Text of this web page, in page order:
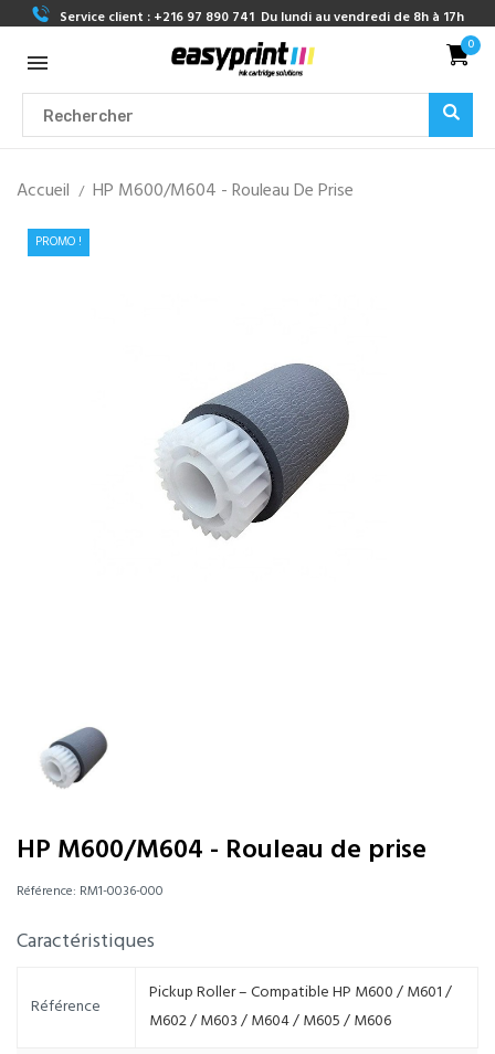
Service client : +216 97 890 741 Du lundi au vendredi de 8h à 17h
0
Accueil HP M600/M604 - Rouleau De Prise
PROMO !
HP M600/M604 - Rouleau de prise
Référence: RM1-0036-000
Caractéristiques
Référence
Pickup Roller – Compatible HP M600 / M601 /
M602 / M603 / M604 / M605 / M606